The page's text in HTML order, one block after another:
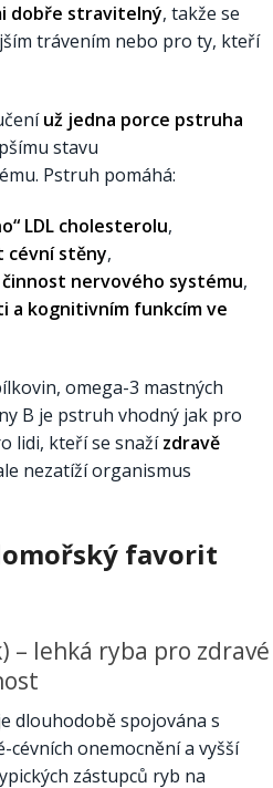
dobře stravitelný, takže se
trávením nebo pro ty, kteří
už jedna porce pstruha
stavu
Pstruh pomáhá:
LDL cholesterolu,
cévní stěny,
nervového systému,
a kognitivním funkcím ve
omega-3 mastných
B je pstruh vhodný jak pro
lidi, kteří se snažízdravě
nezatíží organismus
favorit
– lehká ryba pro zdravé
dlouhodobě spojována s
cévních onemocnění a vyšší
zástupců ryb na